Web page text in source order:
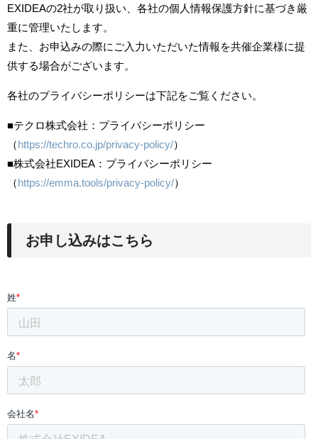
EXIDEAの2社が取り扱い、各社の個人情報保護方針に基づき厳
重に管理いたします。
また、お申込みの際にご入力いただいた情報を共催企業様に提
供する場合がございます。
各社のプライバシーポリシーは下記をご覧ください。
■テクロ株式会社：プライバシーポリシー
（ https://techro.co.jp/privacy-policy/）
■株式会社EXIDEA：プライバシーポリシー
（ https://emma.tools/privacy-policy/）
お申し込みはこちら